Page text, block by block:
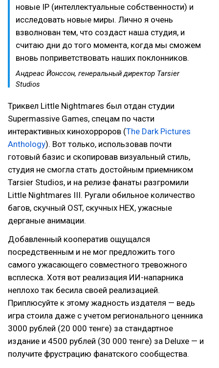
новые IP (интеллектуальные собственности) и
исследовать новые миры. Лично я очень
взволнован тем, что создаст наша студия, и
считаю дни до того момента, когда мы сможем
вновь поприветствовать наших поклонников.
Андреас Йонссон, генеральный директор Tarsier
Studios
Триквел Little Nightmares был отдан студии
Supermassive Games, спецам по части
интерактивных кинохорроров (The Dark Pictures
Anthology). Вот только, использовав почти
готовый базис и скопировав визуальный стиль,
студия не смогла стать достойным приемником
Tarsier Studios, и на релизе фанаты разгромили
Little Nightmares III. Ругали обильное количество
багов, скучный OST, скучных НЕХ, ужасные
дерганые анимации.
Добавленный кооператив ощущался
посредственным и не мог предложить того
самого ужасающего совместного тревожного
всплеска. Хотя вот реализация ИИ-напарника
неплохо так бесила своей реализацией.
Приплюсуйте к этому жадность издателя — ведь
игра стоила даже с учетом регионального ценника
3000 рублей (20 000 тенге) за стандартное
издание и 4500 рублей (30 000 тенге) за Deluxe — и
получите фрустрацию фанатского сообщества.